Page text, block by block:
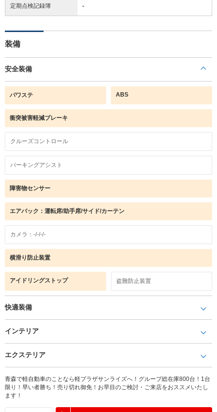
定期点検記録簿 -
装備
安全装備
パワステ ABS
衝突被害軽減ブレーキ
クルーズコントロール
パーキングアシスト
障害物センサー
エアバック：運転席/助手席/サイド/カーテン
カメラ：-/-/-/-
横滑り防止装置
アイドリングストップ 盗難防止装置
快適装備
インテリア
エクステリア
青森で軽自動車のことなら軽プラザサンライズへ！グループ総在庫800台！1台
限り！早い者勝ち！売り切れ御免！お早目のご検討・ご来店をおススメいたし
ます！